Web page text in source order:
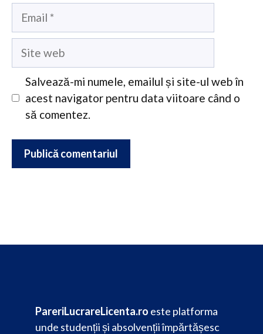
web
Salvează-mi numele, emailul și site-ul web în
acest navigator pentru data viitoare când o
să comentez.
PareriLucrareLicenta.ro este platforma
unde studenții și absolvenții împărtășesc